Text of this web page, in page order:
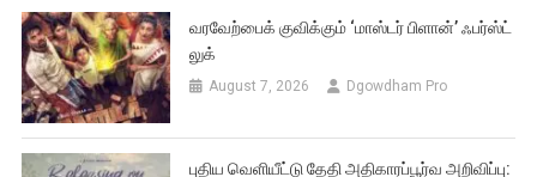
வரவேற்பைக் குவிக்கும் ‘மாஸ்டர் பிளான்’ ஃபர்ஸ்ட்
லுக்
August 7, 2026 Dgowdham Pro
புதிய வெளியீட்டு தேதி அதிகாரப்பூர்வ அறிவிப்பு: